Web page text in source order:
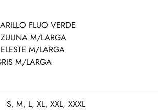
FLUO VERDE
M/LARGA
M/LARGA
M/LARGA
S, M, L, XL, XXL, XXXL